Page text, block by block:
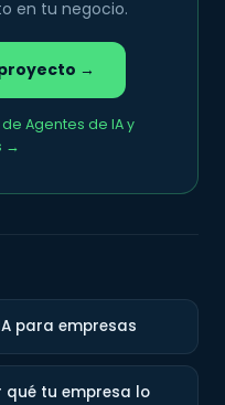
en tu negocio.
→
Agentes de IA y
→
para empresas
qué tu empresa lo